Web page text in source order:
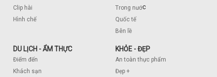
Clip hài
Hình chế
Trong nước
Quốc tế
Bên lề
DU LỊCH - ẨM THỰC
Điểm đến
Khách sạn
KHỎE - ĐẸP
An toàn thực phẩm
Đẹp +